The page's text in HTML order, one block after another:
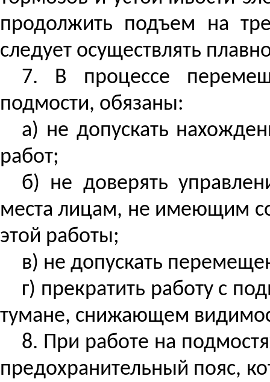
продолжить подъем на
следует осуществлять
7. В процессе
подмости, обязаны:
а) не допускать
работ;
б) не доверять
места лицам, не имеющим
этой работы;
в) не допускать
г) прекратить работу с
тумане, снижающем
8. При работе на
предохранительный пояс,